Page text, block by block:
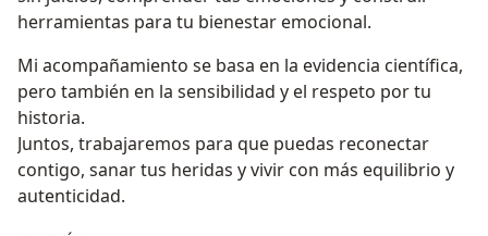
herramientas para tu bienestar emocional.
Mi acompañamiento se basa en la evidencia científica,
pero también en la sensibilidad y el respeto por tu
historia.
Juntos, trabajaremos para que puedas reconectar
contigo, sanar tus heridas y vivir con más equilibrio y
autenticidad.